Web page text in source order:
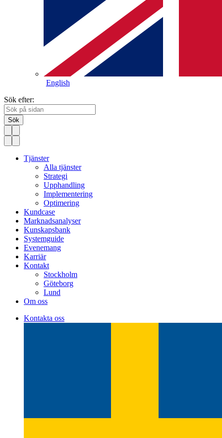
English
Sök efter:
Sök
Tjänster
Alla tjänster
Strategi
Upphandling
Implementering
Optimering
Kundcase
Marknadsanalyser
Kunskapsbank
Systemguide
Evenemang
Karriär
Kontakt
Stockholm
Göteborg
Lund
Om oss
Kontakta oss